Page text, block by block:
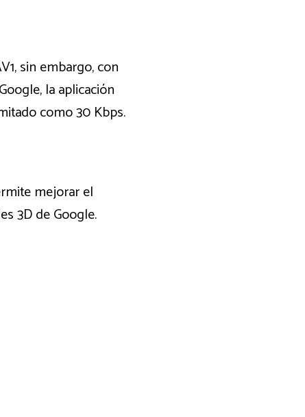
sin embargo, con
la aplicación
como 30 Kbps.
mejorar el
3D de Google.